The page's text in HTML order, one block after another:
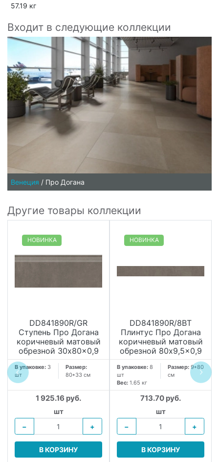
57.19 кг
Входит в следующие коллекции
Венеция / Про Догана
Другие товары коллекции
НОВИНКА
DD841890R/GR
Ступень Про Догана
коричневый матовый
обрезной 30x80x0,9
В упаковке: 3
шт
Размер:
80*33 см
1 925.16 руб.
шт
−
+
В КОРЗИНУ
НОВИНКА
DD841890R/8BT
Плинтус Про Догана
коричневый матовый
обрезной 80x9,5x0,9
В упаковке: 8
шт
Размер: 9*80
см
Вес: 1.65 кг
713.70 руб.
шт
−
+
В КОРЗИНУ